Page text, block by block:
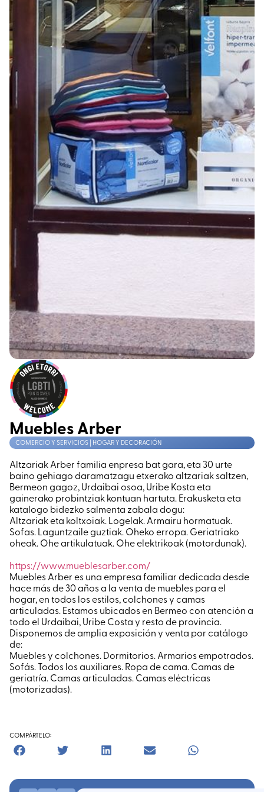
Muebles Arber
COMERCIO Y SERVICIOS | HOGAR Y DECORACIÓN
Altzariak Arber familia enpresa bat gara, eta 30 urte
baino gehiago daramatzagu etxerako altzariak saltzen,
Bermeon gagoz, Urdaibai osoa, Uribe Kosta eta
gainerako probintziak kontuan hartuta. Erakusketa eta
katalogo bidezko salmenta zabala dogu:
Altzariak eta koltxoiak. Logelak. Armairu hormatuak.
Sofas. Laguntzaile guztiak. Oheko erropa. Geriatriako
oheak. Ohe artikulatuak. Ohe elektrikoak (motordunak).
https://www.mueblesarber.com/
Muebles Arber es una empresa familiar dedicada desde
hace más de 30 años a la venta de muebles para el
hogar, en todos los estilos, colchones y camas
articuladas. Estamos ubicados en Bermeo con atención a
todo el Urdaibai, Uribe Costa y resto de provincia.
Disponemos de amplia exposición y venta por catálogo
de:
Muebles y colchones. Dormitorios. Armarios empotrados.
Sofás. Todos los auxiliares. Ropa de cama. Camas de
geriatría. Camas articuladas. Camas eléctricas
(motorizadas).
COMPÁRTELO: